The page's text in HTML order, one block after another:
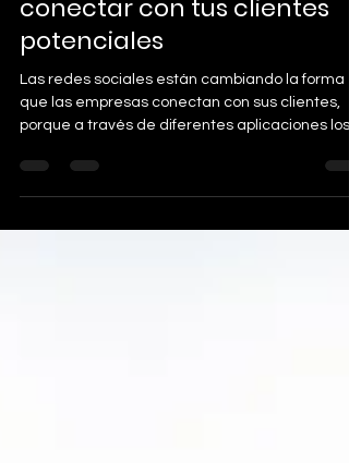
revolucionando la forma de
conectar con tus clientes
potenciales
Las redes sociales están cambiando la forma
que las empresas conectan con sus clientes,
porque a través de diferentes aplicaciones